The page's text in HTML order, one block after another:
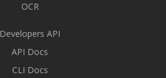
OCR
Developers API
API Docs
CLI Docs